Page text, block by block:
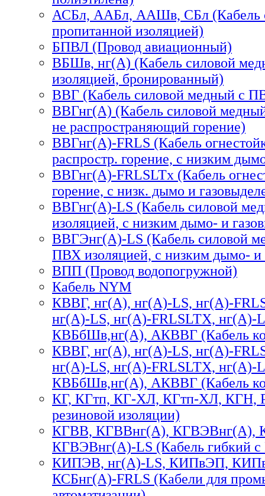
АСБл, ААБл, ААШв, СБл (Кабель
пропитанной изоляцией)
БПВЛ (Провод авиационный)
ВБШв, нг(А) (Кабель силовой
изоляцией, бронированный)
ВВГ (Кабель силовой медный с
ВВГнг(А) (Кабель силовой
не распространяющий горение)
ВВГнг(А)-FRLS (Кабель
распростр. горение, с низким
ВВГнг(А)-FRLSLTx (Кабель
горение, с низк. дымо и
ВВГнг(А)-LS (Кабель силовой
изоляцией, с низким дымо- и
ВВГЭнг(А)-LS (Кабель силовой
ПВХ изоляцией, с низким дымо- и
ВПП (Провод водопогружной)
Кабель NYM
КВВГ, нг(А), нг(А)-LS, нг(А)-
нг(А)-LS, нг(А)-FRLSLTX, нг(А)-
КВБбШв,нг(А), АКВВГ (Кабель
КВВГ, нг(А), нг(А)-LS, нг(А)-
нг(А)-LS, нг(А)-FRLSLTX, нг(А)-
КВБбШв,нг(А), АКВВГ (Кабель
КГ, КГтп, КГ-ХЛ, КГтп-ХЛ, КГН,
резиновой изоляции)
КГВВ, КГВВнг(А), КГВЭВнг(А),
КГВЭВнг(А)-LS (Кабель гибкий
КИПЭВ, нг(А)-LS, КИПвЭП,
КСБнг(А)-FRLS (Кабели для